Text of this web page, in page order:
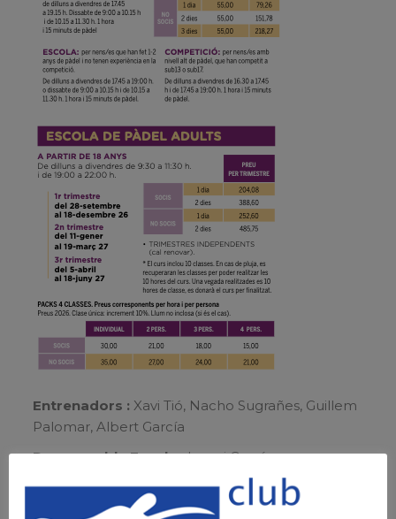
Entrenadors : Xavi Tió, Nacho Sugrañes, Guillem
Palomar, Albert García
Responsable Escola :Ignasi García